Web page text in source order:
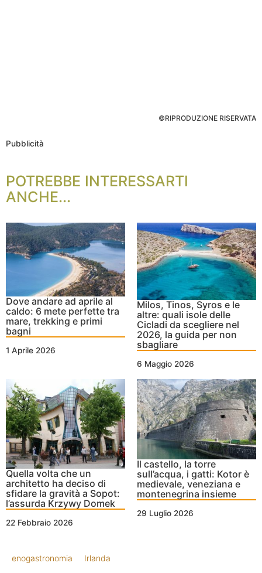
©RIPRODUZIONE RISERVATA
Pubblicità
POTREBBE INTERESSARTI
ANCHE...
Dove andare ad aprile al
caldo: 6 mete perfette tra
mare, trekking e primi
bagni
1 Aprile 2026
Milos, Tinos, Syros e le
altre: quali isole delle
Cicladi da scegliere nel
2026, la guida per non
sbagliare
6 Maggio 2026
Quella volta che un
architetto ha deciso di
sfidare la gravità a Sopot:
l’assurda Krzywy Domek
22 Febbraio 2026
Il castello, la torre
sull’acqua, i gatti: Kotor è
medievale, veneziana e
montenegrina insieme
29 Luglio 2026
enogastronomia Irlanda